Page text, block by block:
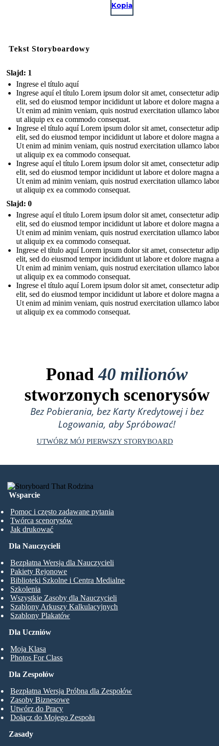
Kopia
Tekst Storyboardowy
Slajd: 1
Ingrese el título aquí
Ingrese aquí el título Lorem ipsum dolor sit amet, consectetur
elit, sed do eiusmod tempor incididunt ut labore et dolore magna
Ut enim ad minim veniam, quis nostrud exercitation ullamco
ut aliquip ex ea commodo consequat.
Ingrese el título aquí Lorem ipsum dolor sit amet, consectetur
elit, sed do eiusmod tempor incididunt ut labore et dolore magna
Ut enim ad minim veniam, quis nostrud exercitation ullamco
ut aliquip ex ea commodo consequat.
Ingrese aquí el título Lorem ipsum dolor sit amet, consectetur
elit, sed do eiusmod tempor incididunt ut labore et dolore magna
Ut enim ad minim veniam, quis nostrud exercitation ullamco
ut aliquip ex ea commodo consequat.
Slajd: 0
Ingrese aquí el título Lorem ipsum dolor sit amet, consectetur
elit, sed do eiusmod tempor incididunt ut labore et dolore magna
Ut enim ad minim veniam, quis nostrud exercitation ullamco
ut aliquip ex ea commodo consequat.
Ingrese el título aquí Lorem ipsum dolor sit amet, consectetur
elit, sed do eiusmod tempor incididunt ut labore et dolore magna
Ut enim ad minim veniam, quis nostrud exercitation ullamco
ut aliquip ex ea commodo consequat.
Ingrese el título aquí Lorem ipsum dolor sit amet, consectetur
elit, sed do eiusmod tempor incididunt ut labore et dolore magna
Ut enim ad minim veniam, quis nostrud exercitation ullamco
ut aliquip ex ea commodo consequat.
Ponad40 milionów
stworzonych scenorysów
Bez Pobierania, bez Karty Kredytowej i bez
Logowania, aby Spróbować!
UTWÓRZ MÓJ PIERWSZY STORYBOARD
Wsparcie
Pomoc i często zadawane pytania
Twórca scenorysów
Jak drukować
Dla Uczniów
Moja Klasa
Photos For Class
Dla Nauczycieli
Bezpłatna Wersja dla Nauczycieli
Pakiety Rejonowe
Biblioteki Szkolne i Centra Medialne
Szkolenia
Wszystkie Zasoby dla Nauczycieli
Szablony Arkuszy Kalkulacyjnych
Szablony Plakatów
Dla Zespołów
Bezpłatna Wersja Próbna dla Zespołów
Zasoby Biznesowe
Utwórz do Pracy
Dołącz do Mojego Zespołu
Zasady